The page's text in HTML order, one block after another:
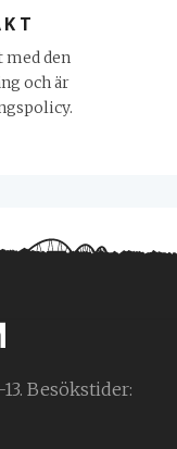
den
och är
Besökstider: